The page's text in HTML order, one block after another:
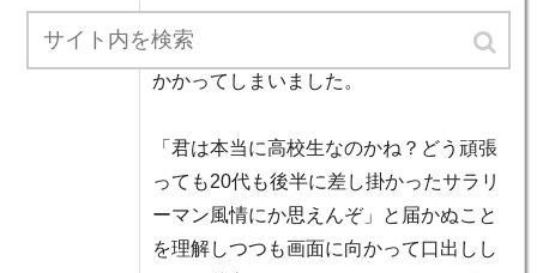
一方、君塚君彦のキャラデザだけが気に
かかってしまいました。
「君は本当に高校生なのかね？どう頑張
っても20代も後半に差し掛かったサラリ
ーマン風情にか思えんぞ」と届かぬこと
を理解しつつも画面に向かって口出しし